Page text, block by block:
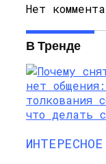
Нет
В Тренде